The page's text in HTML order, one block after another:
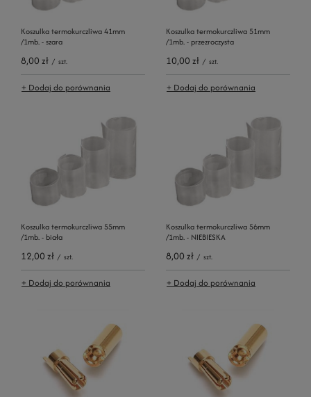
Koszulka termokurczliwa 41mm
/1mb. - szara
8,00 zł / szt.
+ Dodaj do porównania
Koszulka termokurczliwa 51mm
/1mb. - przezroczysta
10,00 zł / szt.
+ Dodaj do porównania
Koszulka termokurczliwa 55mm
/1mb. - biała
12,00 zł / szt.
+ Dodaj do porównania
Koszulka termokurczliwa 56mm
/1mb. - NIEBIESKA
8,00 zł / szt.
+ Dodaj do porównania